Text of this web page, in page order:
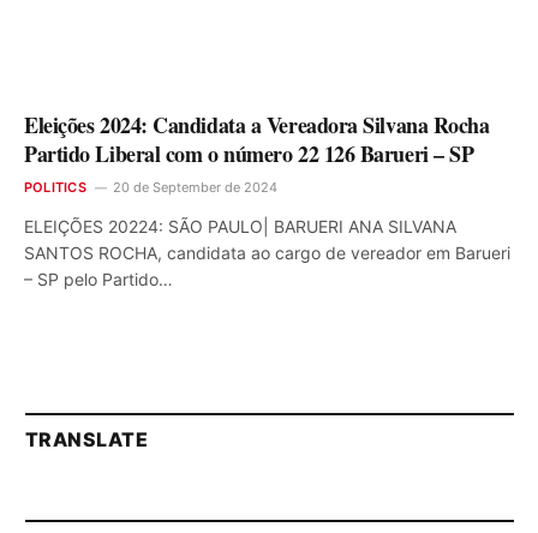
Eleições 2024: Candidata a Vereadora Silvana Rocha
Partido Liberal com o número 22 126 Barueri – SP
POLITICS 20 de September de 2024
ELEIÇÕES 20224: SÃO PAULO| BARUERI ANA SILVANA
SANTOS ROCHA, candidata ao cargo de vereador em Barueri
– SP pelo Partido…
TRANSLATE